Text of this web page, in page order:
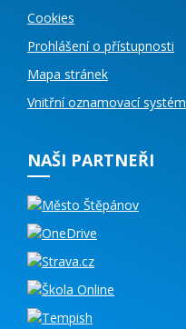
Cookies
Prohlášení o přístupnosti
Mapa stránek
Vnitřní oznamovací systém
NAŠI PARTNEŘI